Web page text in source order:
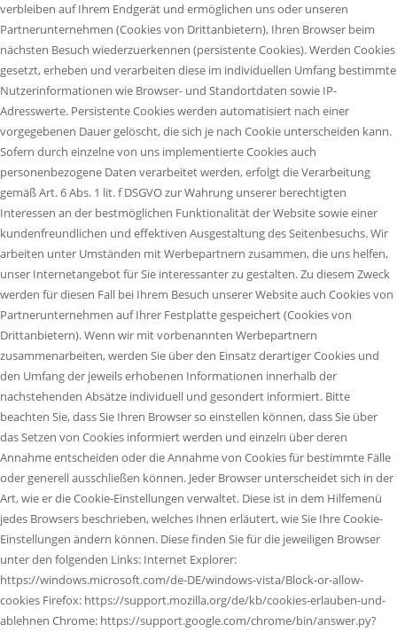
verbleiben auf Ihrem Endgerät und ermöglichen uns oder unseren
Partnerunternehmen (Cookies von Drittanbietern), Ihren Browser beim
nächsten Besuch wiederzuerkennen (persistente Cookies). Werden Cookies
gesetzt, erheben und verarbeiten diese im individuellen Umfang bestimmte
Nutzerinformationen wie Browser- und Standortdaten sowie IP-
Adresswerte. Persistente Cookies werden automatisiert nach einer
vorgegebenen Dauer gelöscht, die sich je nach Cookie unterscheiden kann.
Sofern durch einzelne von uns implementierte Cookies auch
personenbezogene Daten verarbeitet werden, erfolgt die Verarbeitung
gemäß Art. 6 Abs. 1 lit. f DSGVO zur Wahrung unserer berechtigten
Interessen an der bestmöglichen Funktionalität der Website sowie einer
kundenfreundlichen und effektiven Ausgestaltung des Seitenbesuchs. Wir
arbeiten unter Umständen mit Werbepartnern zusammen, die uns helfen,
unser Internetangebot für Sie interessanter zu gestalten. Zu diesem Zweck
werden für diesen Fall bei Ihrem Besuch unserer Website auch Cookies von
Partnerunternehmen auf Ihrer Festplatte gespeichert (Cookies von
Drittanbietern). Wenn wir mit vorbenannten Werbepartnern
zusammenarbeiten, werden Sie über den Einsatz derartiger Cookies und
den Umfang der jeweils erhobenen Informationen innerhalb der
nachstehenden Absätze individuell und gesondert informiert. Bitte
beachten Sie, dass Sie Ihren Browser so einstellen können, dass Sie über
das Setzen von Cookies informiert werden und einzeln über deren
Annahme entscheiden oder die Annahme von Cookies für bestimmte Fälle
oder generell ausschließen können. Jeder Browser unterscheidet sich in der
Art, wie er die Cookie-Einstellungen verwaltet. Diese ist in dem Hilfemenü
jedes Browsers beschrieben, welches Ihnen erläutert, wie Sie Ihre Cookie-
Einstellungen ändern können. Diese finden Sie für die jeweiligen Browser
unter den folgenden Links: Internet Explorer:
https://windows.microsoft.com/de-DE/windows-vista/Block-or-allow-
cookies Firefox: https://support.mozilla.org/de/kb/cookies-erlauben-und-
ablehnen Chrome: https://support.google.com/chrome/bin/answer.py?